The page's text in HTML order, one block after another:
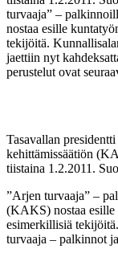
turvaaja” –
nostaa esille
tekijöitä.
jaettiin nyt
perustelut ovat
Tasavallan
kehittämissäätiön
tiistaina 1.2.2011.
”Arjen turvaaja” –
(KAKS) nostaa esille
esimerkillisiä
turvaaja – palkinnot